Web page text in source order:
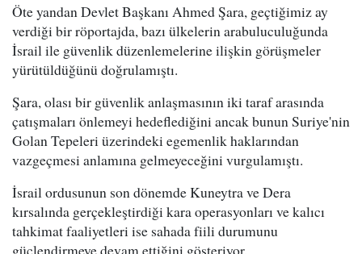
Öte yandan Devlet Başkanı Ahmed Şara, geçtiğimiz ay
verdiği bir röportajda, bazı ülkelerin arabuluculuğunda
İsrail ile güvenlik düzenlemelerine ilişkin görüşmeler
yürütüldüğünü doğrulamıştı.
Şara, olası bir güvenlik anlaşmasının iki taraf arasında
çatışmaları önlemeyi hedeflediğini ancak bunun Suriye'nin
Golan Tepeleri üzerindeki egemenlik haklarından
vazgeçmesi anlamına gelmeyeceğini vurgulamıştı.
İsrail ordusunun son dönemde Kuneytra ve Dera
kırsalında gerçekleştirdiği kara operasyonları ve kalıcı
tahkimat faaliyetleri ise sahada fiili durumunu
güçlendirmeye devam ettiğini gösteriyor.